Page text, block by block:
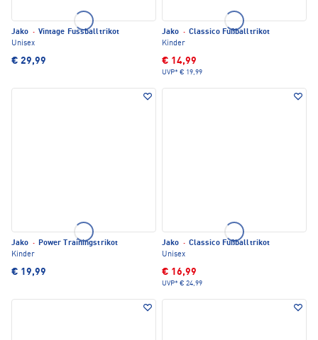
Jako · Vintage Fussballtrikot
Unisex
€ 29,99
Jako · Classico Fußballtrikot
Kinder
€ 14,99
UVP* € 19,99
Jako · Power Trainingstrikot
Kinder
€ 19,99
Jako · Classico Fußballtrikot
Unisex
€ 16,99
UVP* € 24,99